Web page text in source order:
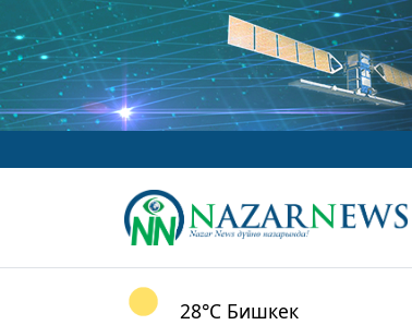
28°C Бишкек